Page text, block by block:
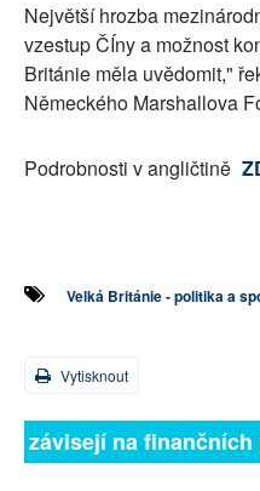
Největší hrozba
vzestup ČÍny a možnost
Británie měla uvědomit,"
Německého Marshallova
Podrobnosti v angličtině
Velká Británie - politika a
Vytisknout
závisejí na finančních